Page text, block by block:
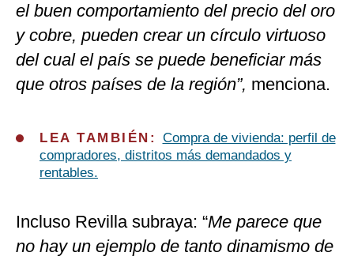
el buen comportamiento del precio del oro
y cobre, pueden crear un círculo virtuoso
del cual el país se puede beneficiar más
que otros países de la región”, menciona.
LEA TAMBIÉN: Compra de vivienda: perfil de
compradores, distritos más demandados y
rentables.
Incluso Revilla subraya: “Me parece que
no hay un ejemplo de tanto dinamismo de